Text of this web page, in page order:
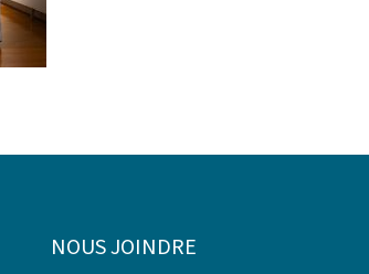
NOUS JOINDRE